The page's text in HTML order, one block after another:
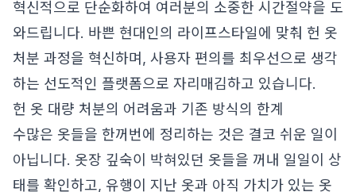
혁신적으로 단순화하여 여러분의 소중한 시간절약을 도
와드립니다. 바쁜 현대인의 라이프스타일에 맞춰 헌 옷
처분 과정을 혁신하며, 사용자 편의를 최우선으로 생각
하는 선도적인 플랫폼으로 자리매김하고 있습니다.
헌 옷 대량 처분의 어려움과 기존 방식의 한계
수많은 옷들을 한꺼번에 정리하는 것은 결코 쉬운 일이
아닙니다. 옷장 깊숙이 박혀있던 옷들을 꺼내 일일이 상
태를 확인하고, 유행이 지난 옷과 아직 가치가 있는 옷